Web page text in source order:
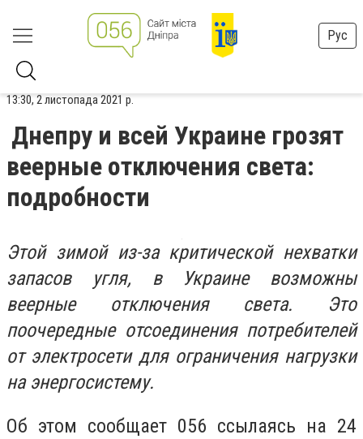
Рус
13:30, 2 листопада 2021 р.
Днепру и всей Украине грозят
веерные отключения света:
подробности
Этой зимой из-за критической нехватки
запасов угля, в Украине возможны
веерные отключения света. Это
поочередные отсоединения потребителей
от электросети для ограничения нагрузки
на энергосистему.
Об этом сообщает 056 ссылаясь на 24